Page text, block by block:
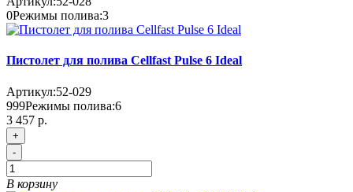
0Режимы полива:3
Пистолет для полива Cellfast Pulse 6 Ideal
Артикул:52-029
999Режимы полива:6
3 457 р.
+
-
В корзину